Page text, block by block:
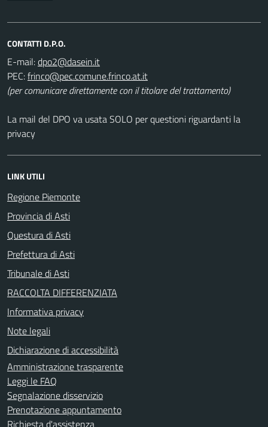
CONTATTI D.P.O.
E-mail:
PEC:
(per comunicare direttamente con il titolare del trattamento)
La mail del DPO va usata SOLO per questioni riguardanti la
privacy
LINK UTILI
Regione Piemonte
Provincia di Asti
Questura di Asti
Prefettura di Asti
Tribunale di Asti
RACCOLTA DIFFERENZIATA
Informativa privacy
Note legali
Dichiarazione di accessibilità
Amministrazione trasparente
Leggi le FAQ
Segnalazione disservizio
Prenotazione appuntamento
Richiesta d'assistenza